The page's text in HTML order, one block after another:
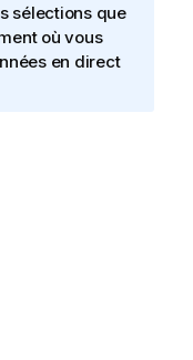
sélections que
où vous
en direct